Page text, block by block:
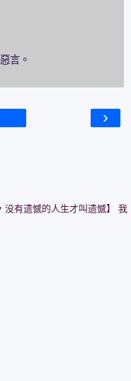
言。
›
没有遗憾的人生才叫遗憾】 我